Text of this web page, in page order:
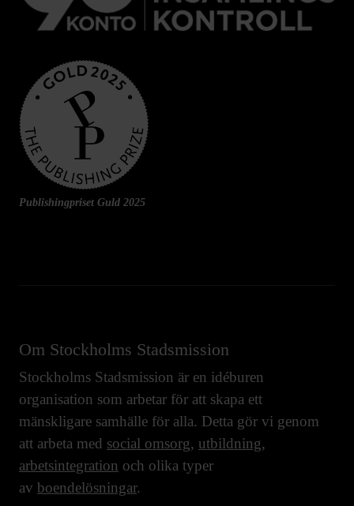
Publishingpriset Guld 2025
Om Stockholms Stadsmission
Stockholms Stadsmission är en idéburen
organisation som arbetar för att skapa ett
mänskligare samhälle för alla. Detta gör vi genom
att arbeta med social omsorg, utbildning,
arbetsintegration och olika typer
av boendelösningar.